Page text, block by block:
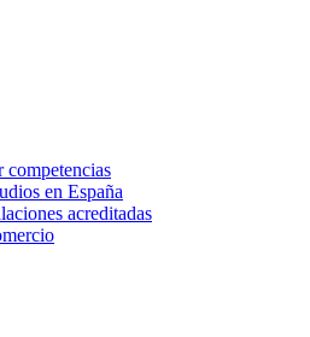
en España
acreditadas